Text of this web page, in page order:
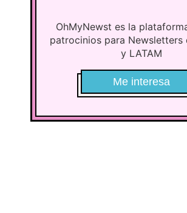
OhMyNewst es la
patrocinios para Newsletters
y LATAM
Me interesa